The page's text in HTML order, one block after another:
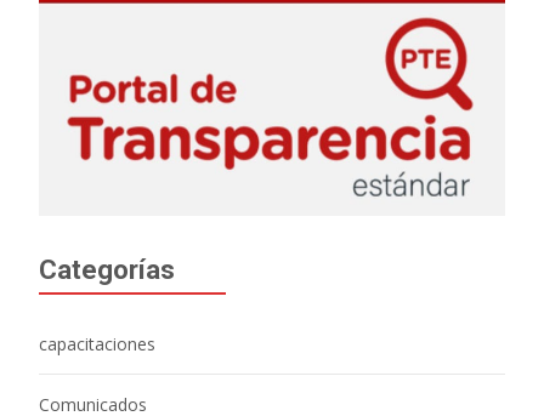
Categorías
capacitaciones
Comunicados